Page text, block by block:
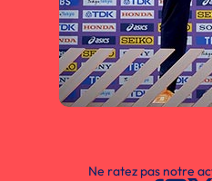
Ne ratez pas notre